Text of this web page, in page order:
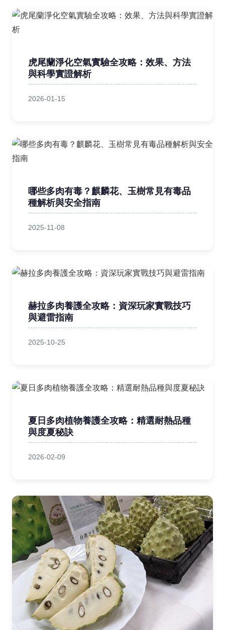
虎尾蘭淨化空氣實驗全攻略：效果、方法
與科學實證解析
2026-01-15
哪些多肉有毒？麒麟花、玉樹常見有毒品
種解析與安全指南
2025-11-08
赫拉多肉養護全攻略：資深玩家實戰技巧
與避雷指南
2025-10-25
夏日多肉植物養護全攻略：精選耐熱品種
與度夏秘訣
2026-02-09